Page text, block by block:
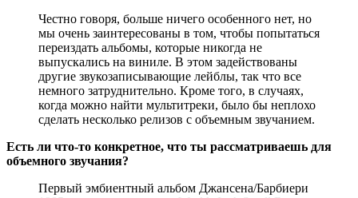
Честно говоря, больше ничего особенного нет, но
мы очень заинтересованы в том, чтобы попытаться
переиздать альбомы, которые никогда не
выпускались на виниле. В этом задействованы
другие звукозаписывающие лейблы, так что все
немного затруднительно. Кроме того, в случаях,
когда можно найти мультитреки, было бы неплохо
сделать несколько релизов с объемным звучанием.
Есть ли что-то конкретное, что ты рассматриваешь для
объемного звучания?
Первый эмбиентный альбом Джансена/Барбиери